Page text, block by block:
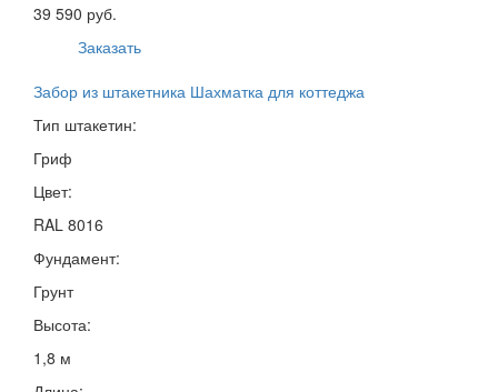
39 590 руб.
Заказать
Забор из штакетника Шахматка для коттеджа
Тип штакетин:
Гриф
Цвет:
RAL 8016
Фундамент:
Грунт
Высота:
1,8 м